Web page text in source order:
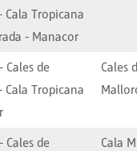
Cala Tropicana
- Manacor
Cales de
Cala Tropicana
Cales
Cales de
Cala